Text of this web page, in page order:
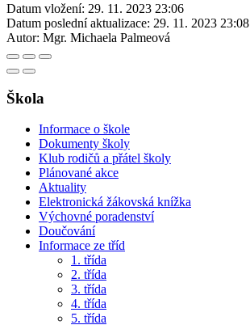
Datum vložení: 29. 11. 2023 23:06
Datum poslední aktualizace: 29. 11. 2023 23:08
Autor: Mgr. Michaela Palmeová
Škola
Informace o škole
Dokumenty školy
Klub rodičů a přátel školy
Plánované akce
Aktuality
Elektronická žákovská knížka
Výchovné poradenství
Doučování
Informace ze tříd
1. třída
2. třída
3. třída
4. třída
5. třída